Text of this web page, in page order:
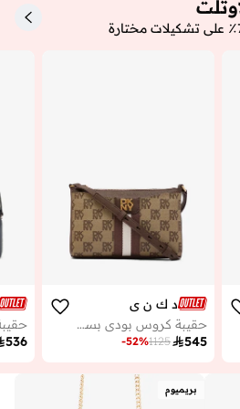
د ك ن ي
حقيبة كروس بودي بسحاب وشعار نوري
545
1125
-52%
536
بريميوم